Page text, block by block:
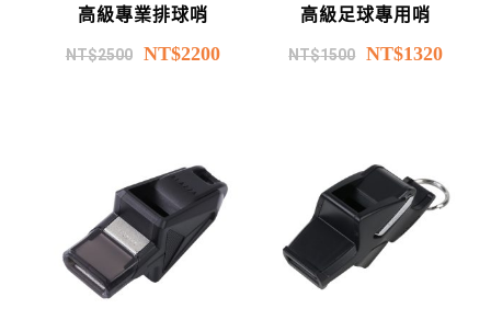
高級專業排球哨
NT$2500 NT$2200
高級足球專用哨
NT$1500 NT$1320